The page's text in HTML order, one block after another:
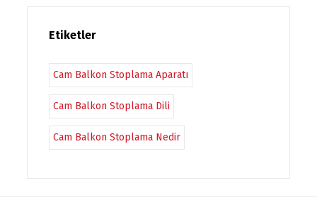
Etiketler
Cam Balkon Stoplama Aparatı
Cam Balkon Stoplama Dili
Cam Balkon Stoplama Nedir